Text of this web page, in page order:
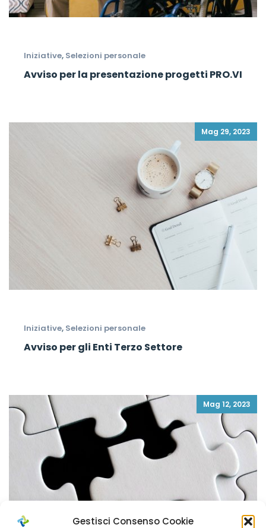
Gestisci Consenso Cookie
Iniziative, Selezioni personale
Avviso per la presentazione progetti PRO.VI
Mag 29, 2023
Iniziative, Selezioni personale
Avviso per gli Enti Terzo Settore
Mag 12, 2023